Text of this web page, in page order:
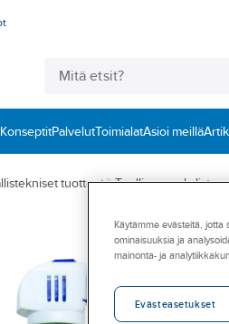
KonseptitPalvelutToimialatAsioi meillä
tuotteet
Käytämme evästeitä, jotta
ominaisuuksia ja
mainonta- ja
Evästeasetukset